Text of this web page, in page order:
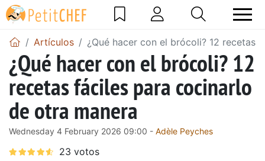
Artículos ¿Qué hacer con el brócoli? 12 recetas
¿Qué hacer con el brócoli? 12
recetas fáciles para cocinarlo
de otra manera
Wednesday 4 February 2026 09:00 - Adèle Peyches